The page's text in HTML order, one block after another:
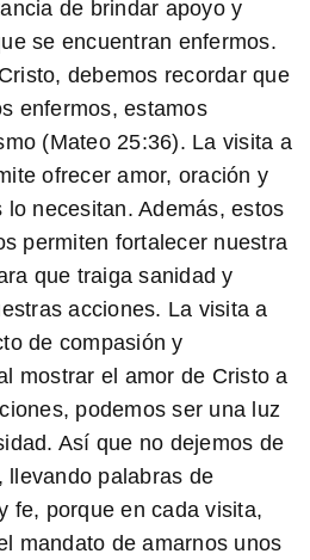
de brindar apoyo y
se encuentran enfermos.
debemos recordar que
enfermos, estamos
(Mateo 25:36). La visita a
ofrecer amor, oración y
necesitan. Además, estos
permiten fortalecer nuestra
que traiga sanidad y
acciones. La visita a
de compasión y
mostrar el amor de Cristo a
podemos ser una luz
Así que no dejemos de
llevando palabras de
fe, porqueen cada visita,
mandato de amarnos unos